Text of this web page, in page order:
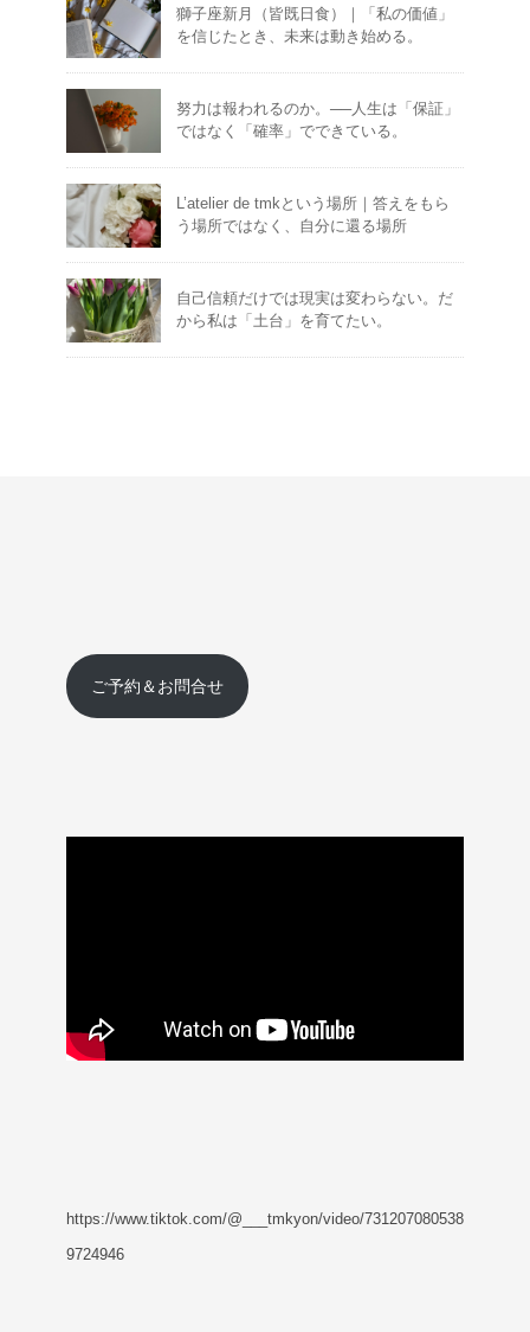
獅子座新月（皆既日食）｜「私の価値」
を信じたとき、未来は動き始める。
努力は報われるのか。──人生は「保証」
ではなく「確率」でできている。
L’atelier de tmkという場所｜答えをもら
う場所ではなく、自分に還る場所
自己信頼だけでは現実は変わらない。だ
から私は「土台」を育てたい。
ご予約＆お問合せ
https://www.tiktok.com/@___tmkyon/video/731207080538
9724946